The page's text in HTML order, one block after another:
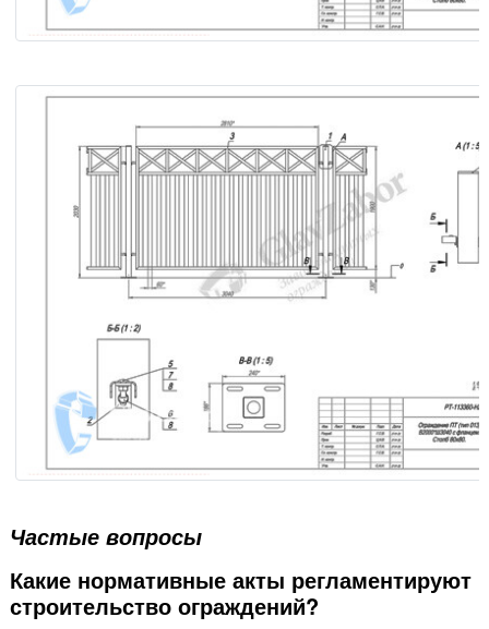
Сборочный чертёж
Частые вопросы
Какие нормативные акты регламентируют
строительство ограждений?